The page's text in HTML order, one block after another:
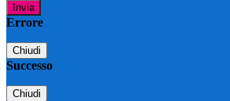
Errore
Chiudi
Successo
Chiudi